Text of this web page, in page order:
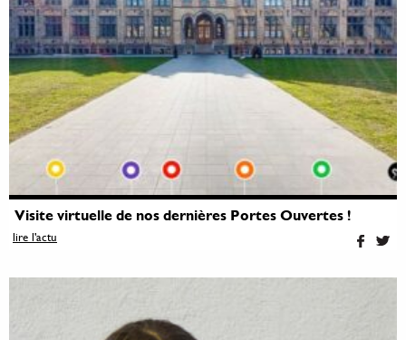
Visite virtuelle de nos dernières Portes Ouvertes !
lire l'actu